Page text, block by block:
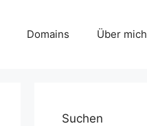
Domains Über mich
Suchen